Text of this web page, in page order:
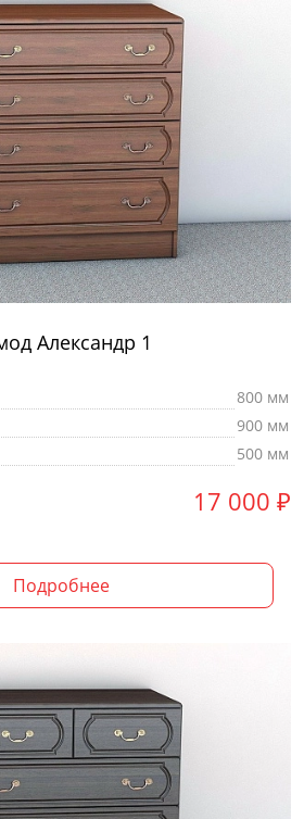
Александр 1
800 мм
900 мм
500 мм
17 000 ₽
Подробнее